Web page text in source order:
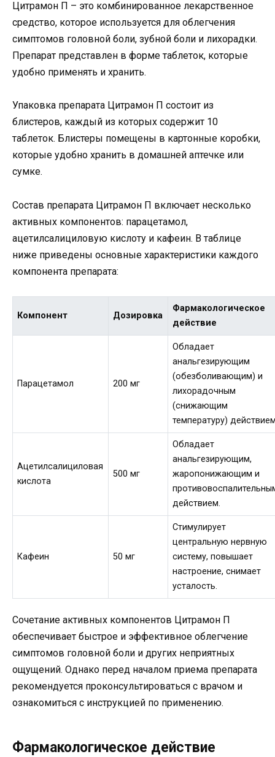
Цитрамон П – это комбинированное лекарственное
средство, которое используется для облегчения
симптомов головной боли, зубной боли и лихорадки.
Препарат представлен в форме таблеток, которые
удобно применять и хранить.
Упаковка препарата Цитрамон П состоит из
блистеров, каждый из которых содержит 10
таблеток. Блистеры помещены в картонные коробки,
которые удобно хранить в домашней аптечке или
сумке.
Состав препарата Цитрамон П включает несколько
активных компонентов: парацетамол,
ацетилсалициловую кислоту и кафеин. В таблице
ниже приведены основные характеристики каждого
компонента препарата:
Компонент Дозировка
Фармакологическое
действие
Парацетамол 200 мг
Обладает
анальгезирующим
(обезболивающим) и
лихорадочным
(снижающим
температуру)
Ацетилсалициловая
кислота
500 мг
Обладает
анальгезирующим,
жаропонижающим и
действием.
Кафеин 50 мг
Стимулирует
центральную нервную
систему, повышает
настроение, снимает
усталость.
Сочетание активных компонентов Цитрамон П
обеспечивает быстрое и эффективное облегчение
симптомов головной боли и других неприятных
ощущений. Однако перед началом приема препарата
рекомендуется проконсультироваться с врачом и
ознакомиться с инструкцией по применению.
Фармакологическое действие